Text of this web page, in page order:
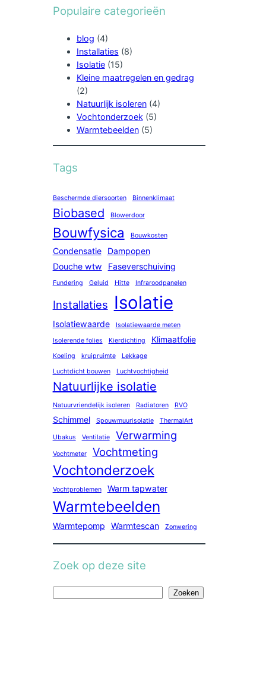
Populaire categorieën
blog (4)
Installaties (8)
Isolatie(15)
Kleine maatregelen en gedrag
(2)
Natuurlijk isoleren(4)
Vochtonderzoek (5)
Warmtebeelden(5)
Tags
Beschermde diersoorten Binnenklimaat
Biobased Blowerdoor
Bouwfysica Bouwkosten
Condensatie
Dampopen
Douche wtw
Faseverschuiving
Fundering Geluid Hitte Infraroodpanelen
Installaties Isolatie
Isolatiewaarde
Isolatiewaarde meten
Isolerende folies
Kierdichting Klimaatfolie
Koeling kruipruimte
Lekkage
Luchtdicht bouwen
Luchtvochtigheid
Natuurlijke isolatie
Natuurvriendelijk isoleren Radiatoren RVO
Schimmel Spouwmuurisolatie ThermalArt
Ubakus Ventilatie Verwarming
Vochtmeter Vochtmeting
Vochtonderzoek
Vochtproblemen Warm tapwater
Warmtebeelden
Warmtepomp Warmtescan Zonwering
Zoek op deze site
Zoeken